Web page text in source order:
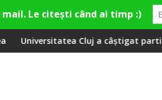
apă și canalizare
Cluj a câștigat partida cu FC Botoșani